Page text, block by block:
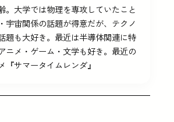
。大学では物理を専攻していたこと
宇宙関係の話題が得意だが、テクノ
題も大好き。最近は半導体関連に特
ニメ・ゲーム・文学も好き。最近の
『サマータイムレンダ』